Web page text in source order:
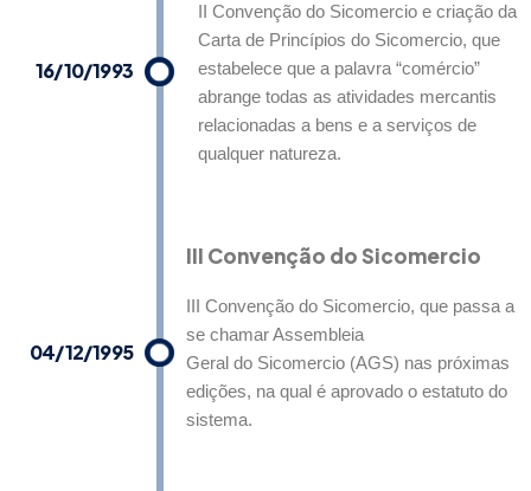
II Convenção do Sicomercio e criação da
Carta de Princípios do Sicomercio, que
estabelece que a palavra “comércio”
abrange todas as atividades mercantis
relacionadas a bens e a serviços de
qualquer natureza.
16/10/1993
04/12/1995
III Convenção do Sicomercio
III Convenção do Sicomercio, que passa a
se chamar Assembleia
Geral do Sicomercio (AGS) nas próximas
edições, na qual é aprovado o estatuto do
sistema.